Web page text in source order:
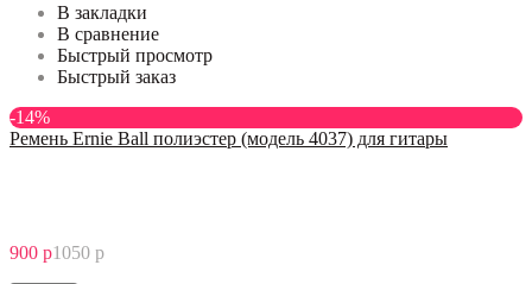
В закладки
В сравнение
Быстрый просмотр
Быстрый заказ
-14%
Ремень Ernie Ball полиэстер (модель 4037) для гитары
900 р1050 р